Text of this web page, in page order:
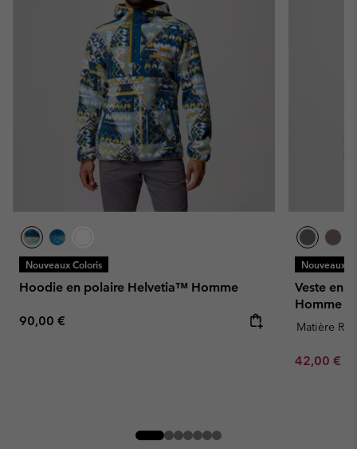
Nouveaux Coloris
Hoodie en polaire Helvetia™ Homme
Regular price:
90,00 €
Nouveaux
Veste en
Homme
Matière
Minimum
42,00 €